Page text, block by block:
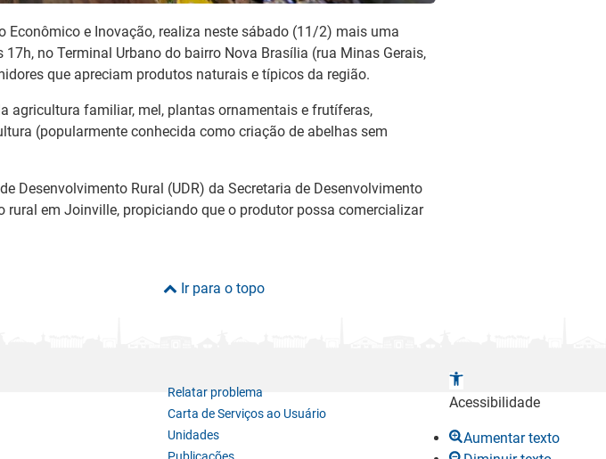
Econômico e Inovação, realiza neste sábado (11/2) mais uma
no Terminal Urbano do bairro Nova Brasília (rua Minas Gerais,
que apreciam produtos naturais e típicos da região.
agricultura familiar, mel, plantas ornamentais e frutíferas,
(popularmente conhecida como criação de abelhas sem
Desenvolvimento Rural (UDR) da Secretaria de Desenvolvimento
em Joinville, propiciando que o produtor possa comercializar
Ir para o topo
Relatar problema
Carta de Serviços ao Usuário
Unidades
Publicações
A
b
i
Acessibilidade
Aumentar texto